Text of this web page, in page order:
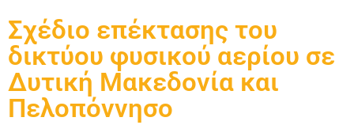
Σχέδιο επέκτασης του
δικτύου φυσικού αερίου σε
Δυτική Μακεδονία και
Πελοπόννησο